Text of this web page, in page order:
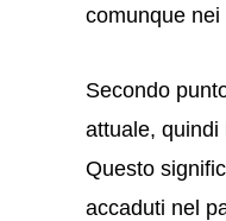
comunque
Secondo
attuale, quindi
Questo
accaduti nel